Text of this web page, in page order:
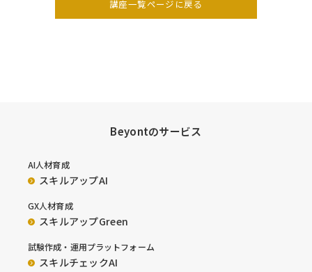
講座一覧ページに戻る
Beyontのサービス
AI人材育成
スキルアップAI
GX人材育成
スキルアップGreen
試験作成・運用プラットフォーム
スキルチェックAI